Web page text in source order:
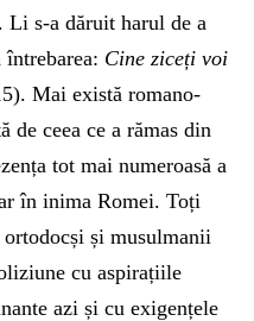
s-a dăruit harul de a
întrebarea: Cine ziceți voi
Mai există romano-
ceea ce a rămas din
tot mai numeroasă a
în inima Romei. Toți
și musulmanii
cu aspirațiile
azi și cu exigențele